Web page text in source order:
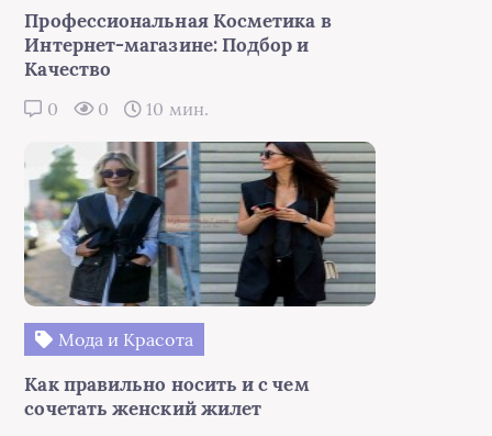
Профессиональная Косметика в
Интернет-магазине: Подбор и
Качество
0 0 10 мин.
Мода и Красота
Как правильно носить и с чем
сочетать женский жилет